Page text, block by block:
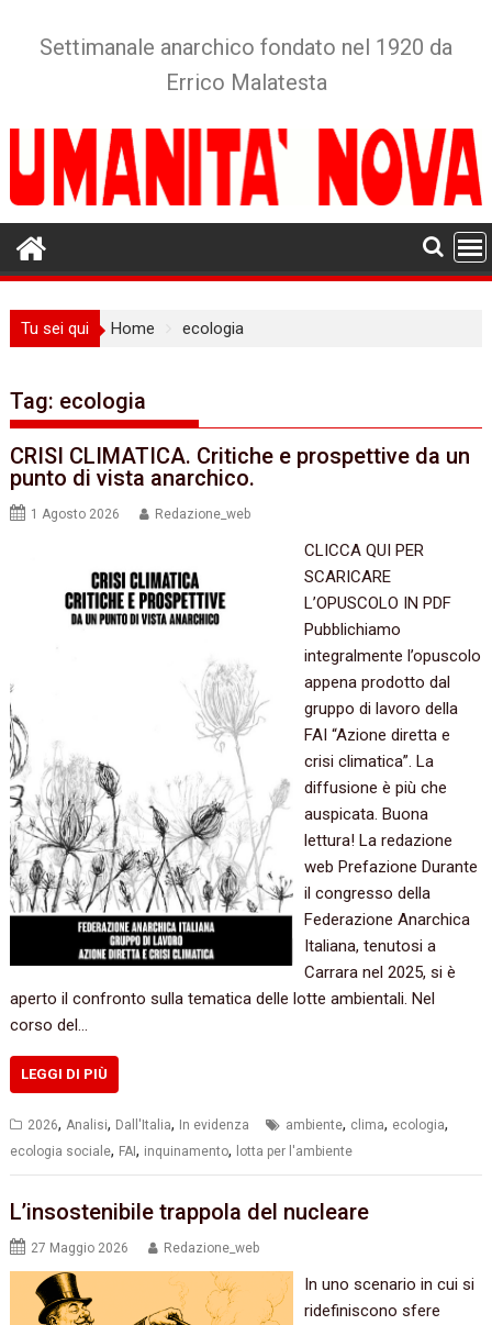
Settimanale anarchico fondato nel 1920 da
Errico Malatesta
Tu sei qui Home ecologia
Tag: ecologia
CRISI CLIMATICA. Critiche e prospettive da un
punto di vista anarchico.
1 Agosto 2026 Redazione_web
CLICCA QUI PER
SCARICARE
L’OPUSCOLO IN PDF
Pubblichiamo
integralmente l’opuscolo
appena prodotto dal
gruppo di lavoro della
FAI “Azione diretta e
crisi climatica”. La
diffusione è più che
auspicata. Buona
lettura! La redazione
web Prefazione Durante
il congresso della
Federazione Anarchica
Italiana, tenutosi a
Carrara nel 2025, si è
aperto il confronto sulla tematica delle lotte ambientali. Nel
corso del…
LEGGI DI PIÙ
2026,Analisi, Dall'Italia, In evidenza ambiente, clima, ecologia,
ecologia sociale, FAI, inquinamento, lotta per l'ambiente
L’insostenibile trappola del nucleare
27 Maggio 2026 Redazione_web
In uno scenario in cui si
ridefiniscono sfere